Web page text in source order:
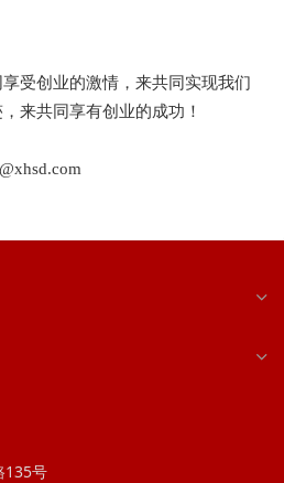
受创业的激情，来共同实现我们
来共同享有创业的成功！
135号